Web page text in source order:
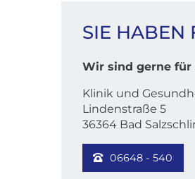
KONTAKT
SIE HABEN
Wir sind gerne für
Klinik und
Lindenstraße 5
36364 Bad
06648 - 540